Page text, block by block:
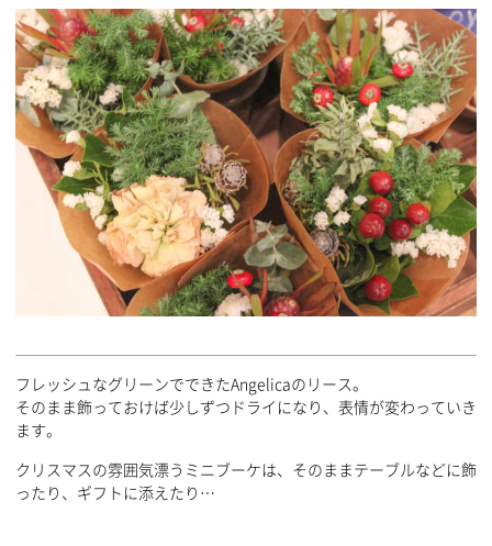
フレッシュなグリーンでできたAngelicaのリース。
そのまま飾っておけば少しずつドライになり、表情が変わっていき
ます。
クリスマスの雰囲気漂うミニブーケは、そのままテーブルなどに飾
ったり、ギフトに添えたり…